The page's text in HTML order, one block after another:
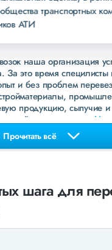
транспортных
АТИ
наша организация
За это время специлисты
и без проблем
продукцию, сыпучие
зайдите в раздел
которые
мы запустили
ЛНР. Предоставляем
клиентом
статусе вашего
предложение
Прочитать всё
шага для